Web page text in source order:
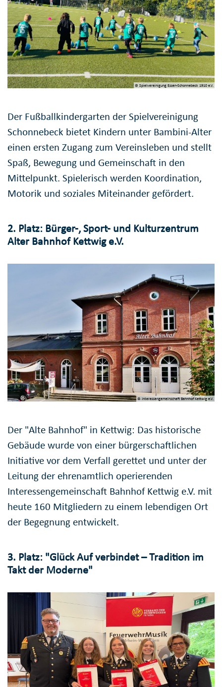
© Spielvereinigung Essen-Schonnebeck 1910 e.V.
Der Fußballkindergarten der Spielvereinigung
Schonnebeck bietet Kindern unter Bambini-Alter
einen ersten Zugang zum Vereinsleben und stellt
Spaß, Bewegung und Gemeinschaft in den
Mittelpunkt. Spielerisch werden Koordination,
Motorik und soziales Miteinander gefördert.
2. Platz: Bürger-, Sport- und Kulturzentrum
Alter Bahnhof Kettwig e.V.
© Interessengemeinschaft Bahnhof Kettwig e.V.
Der "Alte Bahnhof" in Kettwig: Das historische
Gebäude wurde von einer bürgerschaftlichen
Initiative vor dem Verfall gerettet und unter der
Leitung der ehrenamtlich operierenden
Interessengemeinschaft Bahnhof Kettwig e.V. mit
heute 160 Mitgliedern zu einem lebendigen Ort
der Begegnung entwickelt.
3. Platz: "Glück Auf verbindet – Tradition im
Takt der Moderne"